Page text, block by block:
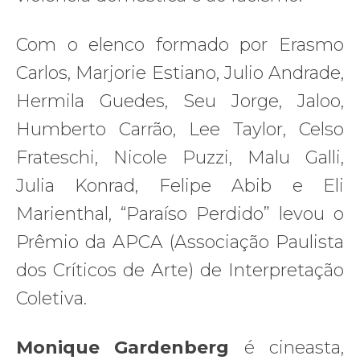
Com o elenco formado por Erasmo
Carlos, Marjorie Estiano, Julio Andrade,
Hermila Guedes, Seu Jorge, Jaloo,
Humberto Carrão, Lee Taylor, Celso
Frateschi, Nicole Puzzi, Malu Galli,
Julia Konrad, Felipe Abib e Eli
Marienthal, “Paraíso Perdido” levou o
Prêmio da APCA (Associação Paulista
dos Críticos de Arte) de Interpretação
Coletiva.
Monique Gardenberg é cineasta,